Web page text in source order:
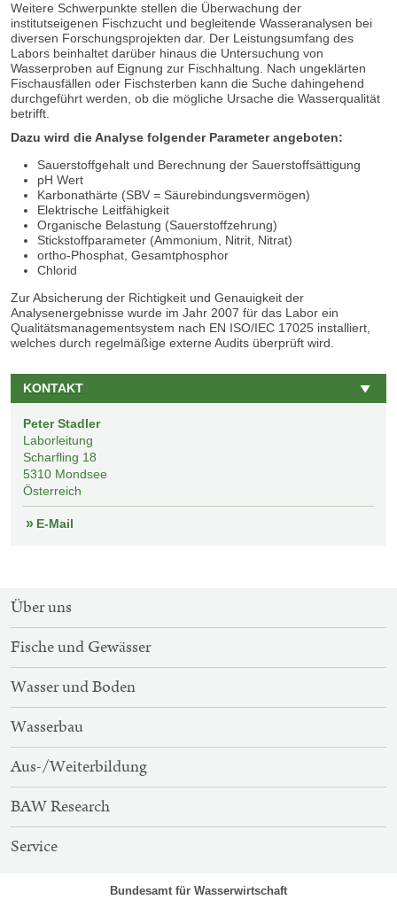
Weitere Schwerpunkte stellen die Überwachung der
institutseigenen Fischzucht und begleitende Wasseranalysen bei
diversen Forschungsprojekten dar. Der Leistungsumfang des
Labors beinhaltet darüber hinaus die Untersuchung von
Wasserproben auf Eignung zur Fischhaltung. Nach ungeklärten
Fischausfällen oder Fischsterben kann die Suche dahingehend
durchgeführt werden, ob die mögliche Ursache die Wasserqualität
betrifft.
Dazu wird die Analyse folgender Parameter angeboten:
Sauerstoffgehalt und Berechnung der Sauerstoffsättigung
pH Wert
Karbonathärte (SBV = Säurebindungsvermögen)
Elektrische Leitfähigkeit
Organische Belastung (Sauerstoffzehrung)
Stickstoffparameter (Ammonium, Nitrit, Nitrat)
ortho-Phosphat, Gesamtphosphor
Chlorid
Zur Absicherung der Richtigkeit und Genauigkeit der
Analysenergebnisse wurde im Jahr 2007 für das Labor ein
Qualitätsmanagementsystem nach EN ISO/IEC 17025 installiert,
welches durch regelmäßige externe Audits überprüft wird.
KONTAKT
Peter Stadler
Laborleitung
Scharfling 18
5310 Mondsee
Österreich
E-Mail
SITEMAP-
NAVIGATION
Über uns
Fische und Gewässer
Wasser und Boden
Wasserbau
Aus-/Weiterbildung
BAW Research
Service
Bundesamt für Wasserwirtschaft